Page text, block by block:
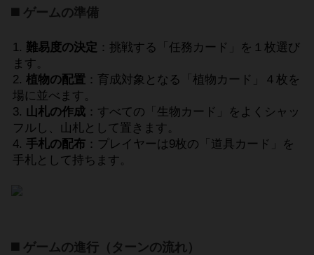
◼️ ゲームの準備
難易度の決定 ：挑戦する「任務カード」を１枚選び
ます。
植物の配置 ：育成対象となる「植物カード」４枚を
場に並べます。
山札の作成 ：すべての「生物カード」をよくシャッ
フルし、山札として置きます。
手札の配布 ：プレイヤーは9枚の「道具カード」を
手札として持ちます。
◼️ ゲームの進行（ターンの流れ）